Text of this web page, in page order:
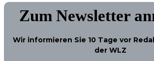
Zum Newsletter
Wir informieren Sie 10 Tage vor
der WLZ